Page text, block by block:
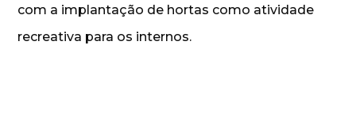
com a implantação de hortas como atividade
recreativa para os internos.